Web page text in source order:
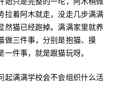
拉着阿木就走，没走几步满满
然猫已经跑掉。满满家里就养
做三件事，分别是抱猫、摸
件事，就是跟猫玩呀。
起满满学校会不会组织什么活